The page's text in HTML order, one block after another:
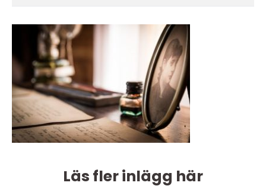
Läs fler inlägg här